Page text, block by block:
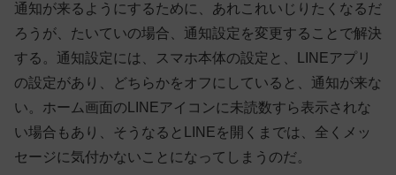
通知が来るようにするために、あれこれいじりたくなるだ
ろうが、たいていの場合、通知設定を変更することで解決
する。通知設定には、スマホ本体の設定と、LINEアプリ
の設定があり、どちらかをオフにしていると、通知が来な
い。ホーム画面のLINEアイコンに未読数すら表示されな
い場合もあり、そうなるとLINEを開くまでは、全くメッ
セージに気付かないことになってしまうのだ。